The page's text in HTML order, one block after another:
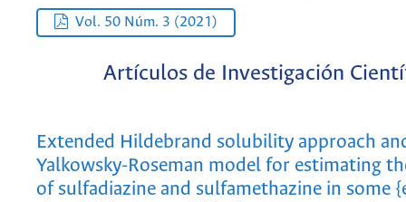
Vol. 50 Núm. 3 (2021)
Artículos de Investigación
Extended Hildebrand solubility approach
Yalkowsky-Roseman model for estimating
of sulfadiazine and sulfamethazine in some